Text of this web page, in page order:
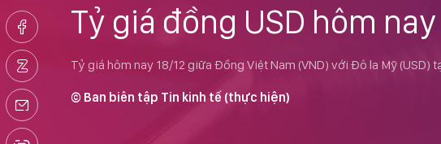
Tỷ giá đồng USD hôm nay
Tỷ giá hôm nay 18/12 giữa Đồng Việt Nam (VND) với Đô la Mỹ (USD)
© Ban biên tập Tin kinh tế (thực hiện)